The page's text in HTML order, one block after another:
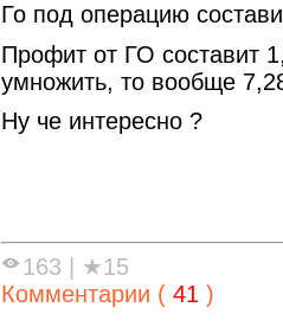
Го под операцию
Профит от ГО составит
умножить, то вообще
Ну че интересно ?
163 | ★15
Комментарии ( 41 )